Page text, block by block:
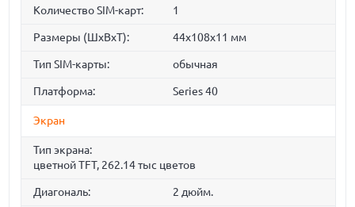
Количество SIM-карт: 1
Размеры (ШxВxТ): 44x108x11 мм
Тип SIM-карты: обычная
Платформа: Series 40
Экран
Тип экрана:
цветной TFT, 262.14 тыс цветов
Диагональ: 2 дюйм.